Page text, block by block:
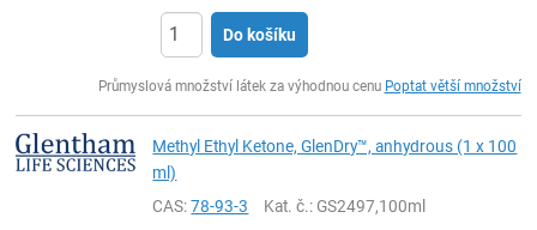
Do košíku
Průmyslová množství látek za výhodnou cenu Poptat větší množství
Methyl Ethyl Ketone, GlenDry™, anhydrous (1 x 100
ml)
CAS:78-93-3 Kat. č.: GS2497,100ml